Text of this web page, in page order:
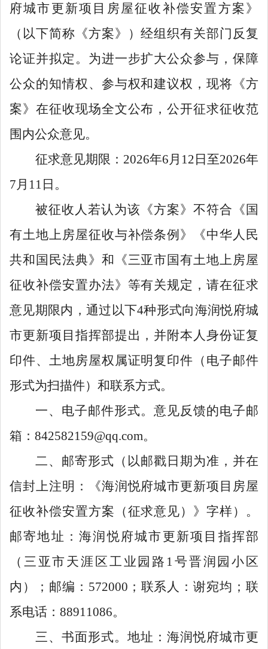
府城市更新项目房屋征收补偿安置方案》
（以下简称《方案》）经组织有关部门反复
论证并拟定。为进一步扩大公众参与，保障
公众的知情权、参与权和建议权，现将《方
案》在征收现场全文公布，公开征求征收范
围内公众意见。
征求意见期限： 2026年6 月 12 日至2026年
7 月 11 日。
被征收人若认为该《方案》不符合《国
有土地上房屋征收与补偿条例》《中华人民
共和国民法典》和
《三亚市国有土地上房屋
征收补偿安置办法》 等有关规定，请在征求
意见期限内，通过以下4种形式向海润悦府城
市更新项目指挥部提出，并附本人身份证复
印件、土地房屋权属证明复印件（电子邮件
形式为扫描件）和联系方式。
一、 电子邮件形式。意见反馈的电子邮
箱： 842582159@qq.com。
二、 邮寄形式（以邮戳日期为准，并在
信封上注明：《海润悦府城市更新项目房屋
征收补偿安置方案（征求意 见）》字样）。
邮寄地址：海润悦府城市更新项目指挥部
（ 三亚市天涯区工业园 路 1 号晋润园小区
内 ）；邮编： 572000 ；联系人：谢宛均；联
系电话： 88911086。
三、 书面形式。地址：海润悦府城市更